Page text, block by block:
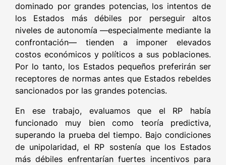
dominado por grandes potencias, los intentos de
los Estados más débiles por perseguir altos
niveles de autonomía —especialmente mediante la
confrontación— tienden a imponer elevados
costos económicos y políticos a sus poblaciones.
Por lo tanto, los Estados pequeños preferirán ser
receptores de normas antes que Estados rebeldes
sancionados por las grandes potencias.
En ese trabajo, evaluamos que el RP había
funcionado muy bien como teoría predictiva,
superando la prueba del tiempo. Bajo condiciones
de unipolaridad, el RP sostenía que los Estados
más débiles enfrentarían fuertes incentivos para